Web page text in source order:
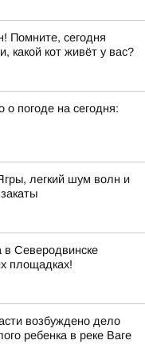
Помните, сегодня
какой кот живёт у вас?
о погоде на сегодня:
легкий шум волн и
в Северодвинске
площадках!
возбуждено дело
ребенка в реке Ваге